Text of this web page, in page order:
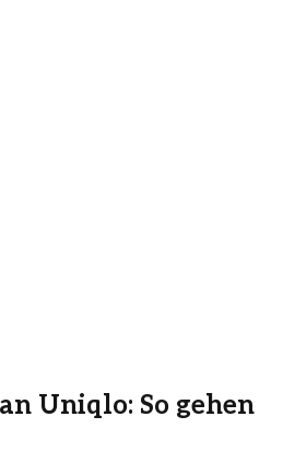
Uniqlo: So gehen